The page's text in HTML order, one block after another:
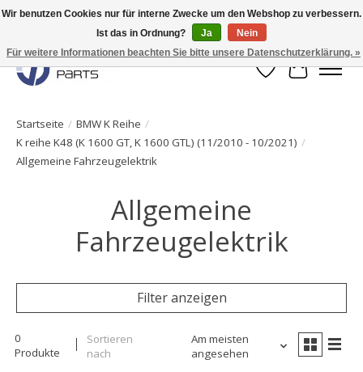
Originale Teile sofort lieferbar!
Wunschzettel
Ihr
Startseite / BMW K Reihe /
K reihe K48 (K 1600 GT, K 1600 GTL) (11/2010 - 10/2021) /
Allgemeine Fahrzeugelektrik
Allgemeine
Fahrzeugelektrik
Filter anzeigen
0
Produkte
Sortieren
nach
Am meisten
angesehen
Wir benutzen Cookies nur für interne Zwecke um den Webshop zu verbessern.
Ist das in Ordnung?
Ja
Nein
Für weitere Informationen beachten Sie bitte unsere Datenschutzerklärung. »